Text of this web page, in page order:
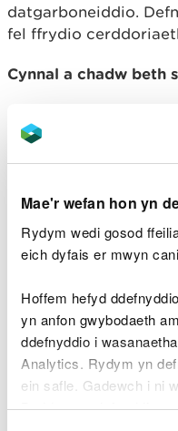
Mae'r wefan hon yn
Rydym wedi gosod
eich dyfais er mwyn
Hoffem hefyd
yn anfon gwybodaeth
ddefnyddio i
Analytics. Rydym yn
ein safle. Gadewch i ni
Byddwn yn defnyddio
datgarboneiddio.
fel ffrydio
Cynnal a chadw beth
ardaloedd
Ailfeddwl y model
Annog rhannu,
enghraifft drwy
ddeunydd pacio a
eraill. Sicrhau bod
net llawn rheolaeth
ddylunio.
Defnyddio gwastraff